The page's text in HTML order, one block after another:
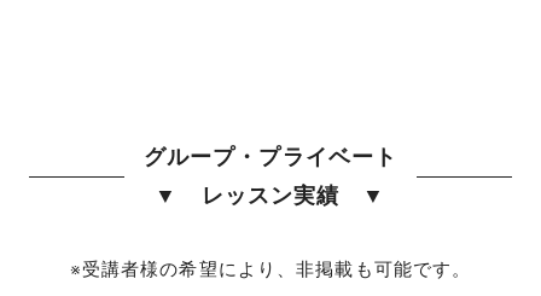
グループ・プライベート
▼ レッスン実績 ▼
※受講者様の希望により、非掲載も可能です。